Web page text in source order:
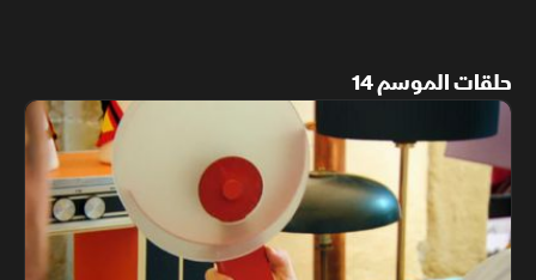
حلقات الموسم 14